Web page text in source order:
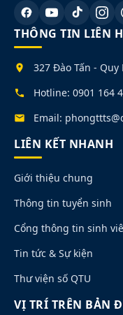
THÔNG TIN LIÊN
327 Đào Tấn - Quy
Hotline: 0901 164
Email:
LIÊN KẾT NHANH
Giới thiệu chung
Thông tin tuyển sinh
Cổng thông tin sinh
Tin tức & Sự kiện
Thư viện số QTU
VỊ TRÍ TRÊN BẢN